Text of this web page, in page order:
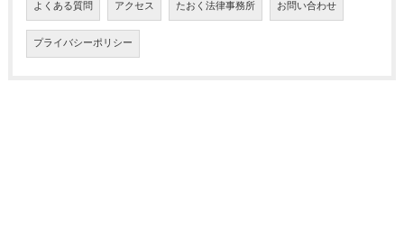
よくある質問 アクセス たおく法律事務所 お問い合わせ
プライバシーポリシー